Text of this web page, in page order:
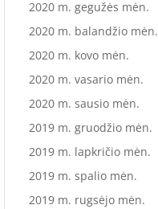
2020 m. gegužės mėn.
2020 m. balandžio mėn.
2020 m. kovo mėn.
2020 m. vasario mėn.
2020 m. sausio mėn.
2019 m. gruodžio mėn.
2019 m. lapkričio mėn.
2019 m. spalio mėn.
2019 m. rugsėjo mėn.